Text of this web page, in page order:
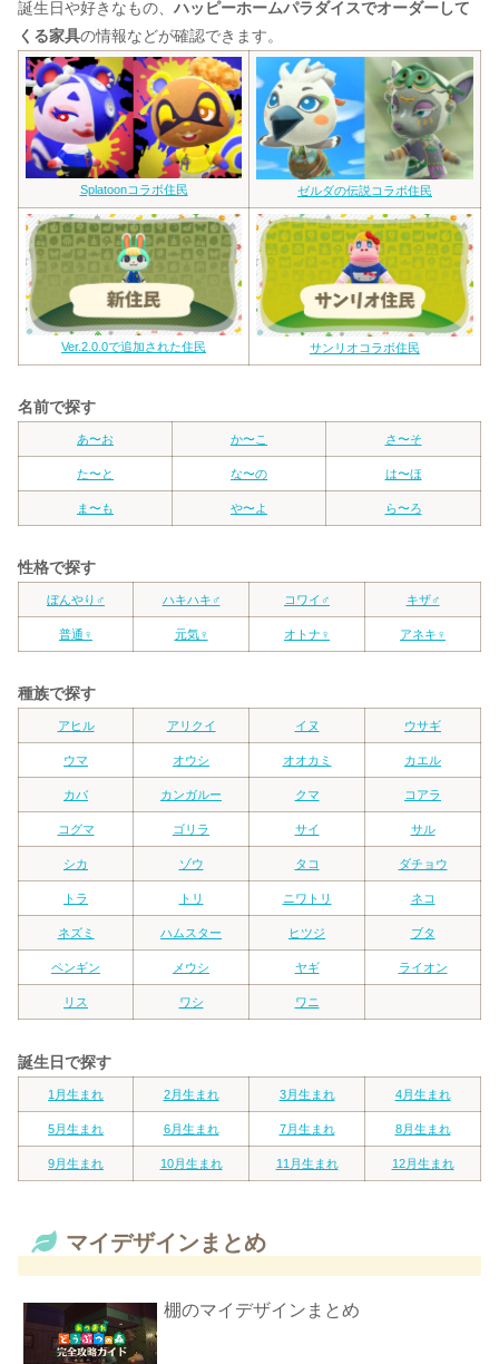
誕生日や好きなもの、 ハッピーホームパラダイスでオーダーして
くる家具の情報などが確認できます。
Splatoonコラボ住民 ゼルダの伝説コラボ住民
Ver.2.0.0で追加された住民 サンリオコラボ住民
名前で探す
あ〜お か〜こ さ〜そ
た〜と な〜の は〜ほ
ま〜も や〜よ ら〜ろ
性格で探す
ぼんやり♂ ハキハキ♂ コワイ♂ キザ♂
普通♀ 元気♀ オトナ♀ アネキ♀
種族で探す
アヒル アリクイ イヌ ウサギ
ウマ オウシ オオカミ カエル
カバ カンガルー クマ コアラ
コグマ ゴリラ サイ サル
シカ ゾウ タコ ダチョウ
トラ トリ ニワトリ ネコ
ネズミ ハムスター ヒツジ ブタ
ペンギン メウシ ヤギ ライオン
リス ワシ ワニ
誕生日で探す
1月生まれ 2月生まれ 3月生まれ 4月生まれ
5月生まれ 6月生まれ 7月生まれ 8月生まれ
9月生まれ 10月生まれ 11月生まれ 12月生まれ
マイデザインまとめ
棚のマイデザインまとめ